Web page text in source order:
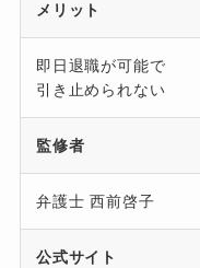
メリット
即日退職が可能で
引き止められない
監修者
弁護士 西前啓子
公式サイト